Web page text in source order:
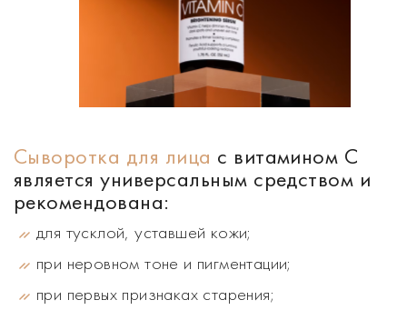
Сыворотка для лица с витамином C
является универсальным средством и
рекомендована:
для тусклой, уставшей кожи;
при неровном тоне и пигментации;
при первых признаках старения;